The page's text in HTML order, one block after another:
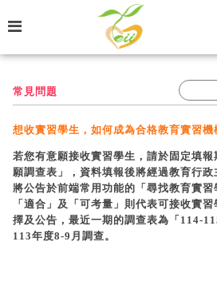
常見問題
想收實習學生，如何成為合格教育實習機
若您有意願接收實習學生，請於固定填
願調查表」，資料填報後將經過教育行
將公告於前端常用功能的「尋找教育實
「適合」及「可考量」則代表可接收實
擇及公告，最近一期的調查表為「114-
113年度8-9月調查。